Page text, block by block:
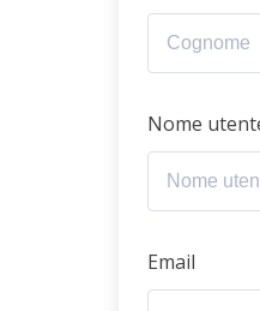
Nome
Email